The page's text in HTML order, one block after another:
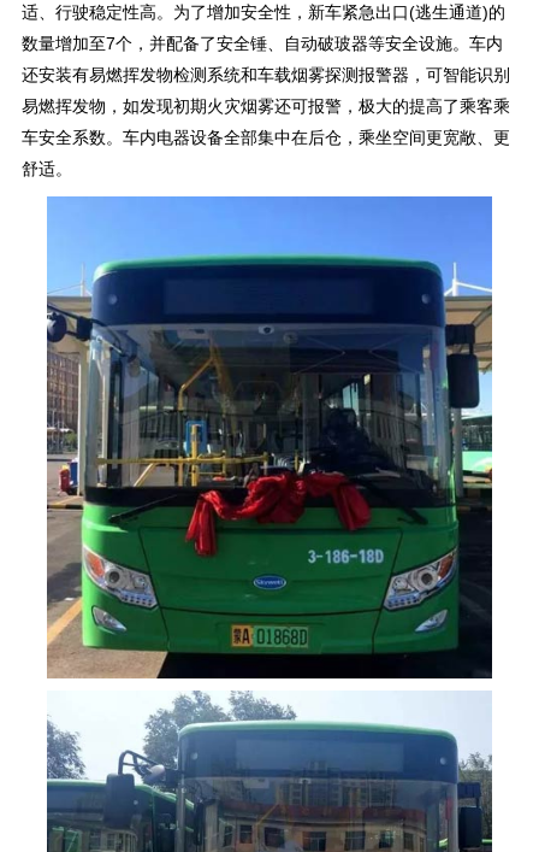
适、行驶稳定性高。为了增加安全性，新车紧急出口(逃生通道)的
数量增加至7个，并配备了安全锤、自动破玻器等安全设施。车内
还安装有易燃挥发物检测系统和车载烟雾探测报警器，可智能识别
易燃挥发物，如发现初期火灾烟雾还可报警，极大的提高了乘客乘
车安全系数。车内电器设备全部集中在后仓，乘坐空间更宽敞、更
舒适。